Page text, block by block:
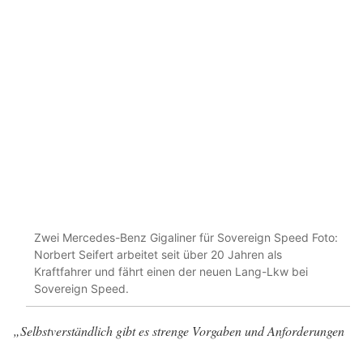
Zwei Mercedes-Benz Gigaliner für Sovereign Speed Foto:
Norbert Seifert arbeitet seit über 20 Jahren als
Kraftfahrer und fährt einen der neuen Lang-Lkw bei
Sovereign Speed.
„Selbstverständlich gibt es strenge Vorgaben und Anforderungen